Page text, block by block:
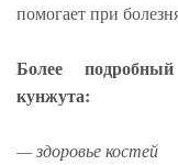
помогает при
Более
кунжута:
— здоровье костей